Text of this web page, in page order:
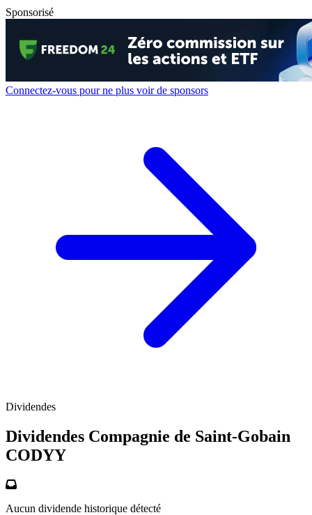
Sponsorisé
Connectez-vous pour ne plus voir de sponsors
Dividendes
Dividendes Compagnie de Saint-Gobain
CODYY
Aucun dividende historique détecté